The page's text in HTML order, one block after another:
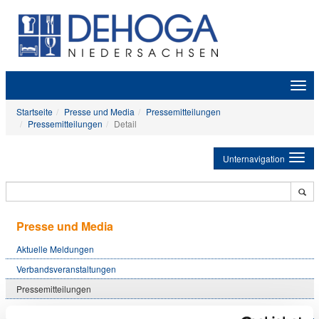
Startseite
Presse und Media
Pressemitteilungen
Pressemitteilungen
Detail
Unternavigation
Presse und Media
Aktuelle Meldungen
Verbandsveranstaltungen
Pressemitteilungen